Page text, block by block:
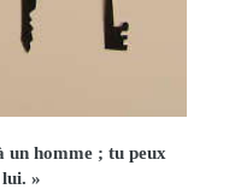
un homme ; tu peux
»